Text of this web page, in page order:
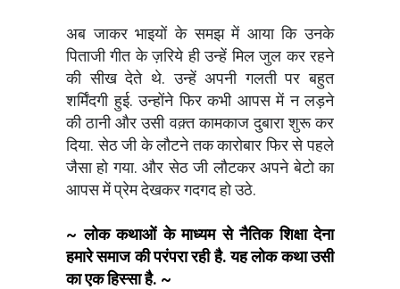
अब जाकर भाइयों के समझ में आया कि उनके
पिताजी गीत के ज़रिये ही उन्हें मिल जुल कर रहने
की सीख देते थे. उन्हें अपनी गलती पर बहुत
शर्मिंदगी हुई. उन्होंने फिर कभी आपस में न लड़ने
की ठानी और उसी वक़्त कामकाज दुबारा शुरू कर
दिया. सेठ जी के लौटने तक कारोबार फिर से पहले
जैसा हो गया. और सेठ जी लौटकर अपने बेटो का
आपस में प्रेम देखकर गदगद हो उठे.
~ लोक कथाओं के माध्यम से नैतिक शिक्षा देना
हमारे समाज की परंपरा रही है. यह लोक कथा उसी
का एक हिस्सा है. ~